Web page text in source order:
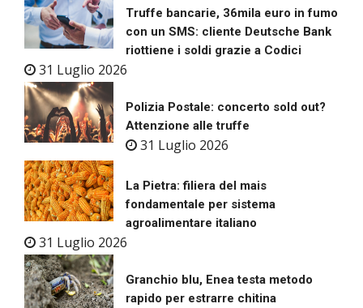
Truffe bancarie, 36mila euro in fumo
con un SMS: cliente Deutsche Bank
riottiene i soldi grazie a Codici
31 Luglio 2026
Polizia Postale: concerto sold out?
Attenzione alle truffe
31 Luglio 2026
La Pietra: filiera del mais
fondamentale per sistema
agroalimentare italiano
31 Luglio 2026
Granchio blu, Enea testa metodo
rapido per estrarre chitina